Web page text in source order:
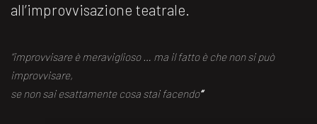
all’improvvisazione teatrale.
“improvvisare è meraviglioso … ma il fatto è che non si può
improvvisare,
se non sai esattamente cosa stai facendo“